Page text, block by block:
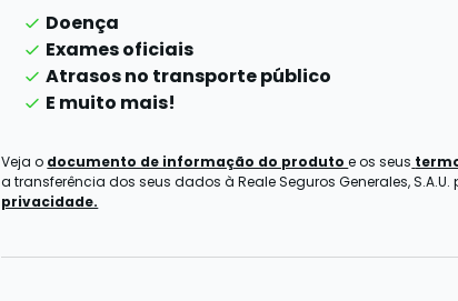
Doença
Exames oficiais
Atrasos no transporte público
E muito mais!
Veja o documento de informação do produtoe os seus
a transferência dos seus dados à Reale Seguros Generales,
privacidade.